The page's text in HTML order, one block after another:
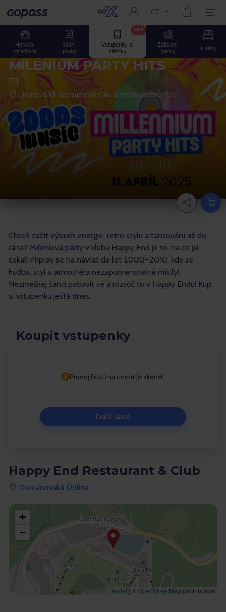
GOPASS Aktuální jazyk:
CZ
Horská
střediska
Vodní
parky
Vstupenky a
zážitky
NEW
Zábavní
parky
Hotely
MILÉNIUM PÁRTY HITS
Happy End Restaurant & Club, Demänovská Dolina
Chceš zažít výbuch energie, retro stylu a tancování až do
rána? Miléniová párty v klubu Happy End je to, na co jsi
čekal! Připrav se na návrat do let 2000–2010, kdy se
hudba, styl a atmosféra nezapomenutelně mísily!
Nezmeškej šanci pobavit se a roztoč to v Happy Endu! Kup
si vstupenku ještě dnes.
Koupit vstupenky
Prodej lístků na event již skončil.
Další akce
Happy End Restaurant & Club
Demänovská Dolina
+
−
Leaflet | ©OpenStreetMap contributors